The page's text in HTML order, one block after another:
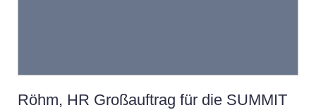
Röhm, HR Großauftrag für die SUMMIT